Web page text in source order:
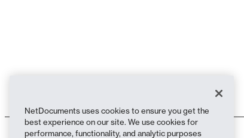
NetDocuments uses cookies to ensure you get the
best experience on our site. We use cookies for
performance, functionality, and analytic purposes